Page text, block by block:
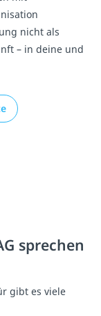
nicht als
– in deine und
sprechen
gibt es viele